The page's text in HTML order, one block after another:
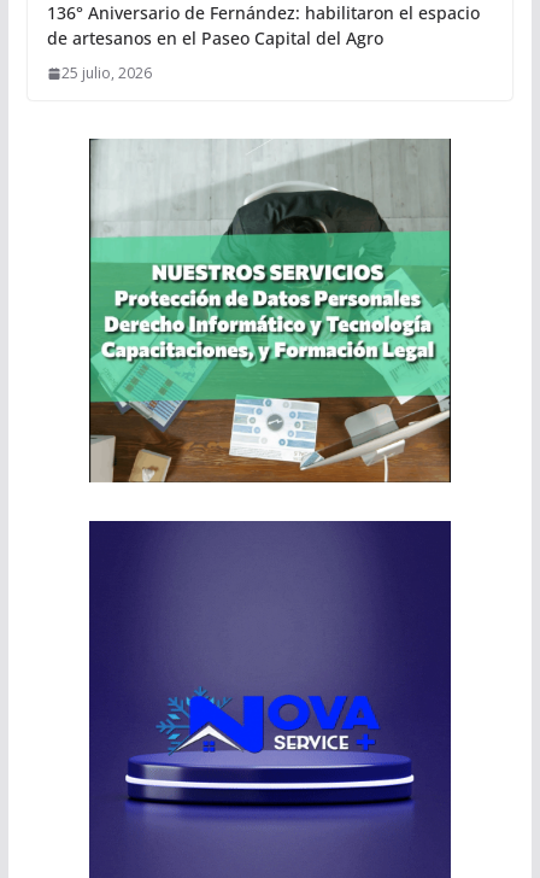
136° Aniversario de Fernández: habilitaron el espacio
de artesanos en el Paseo Capital del Agro
25 julio, 2026